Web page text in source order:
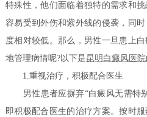
特殊性，他们面临着独特的需求和
容易受到外伤和紫外线的侵袭，同
度相对较低。那么，男性一旦患上
地管理病情呢?以下是昆明白癜风医院
1.重视治疗，积极配合医生
男性患者应摒弃“白癜风无需特
即积极配合医生的治疗方案。按时